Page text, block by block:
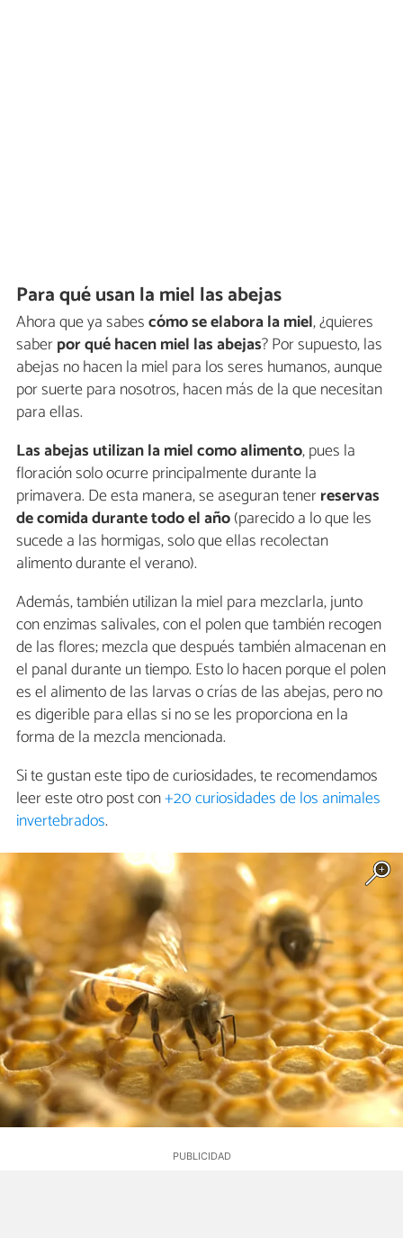
Para qué usan la miel las abejas
Ahora que ya sabescómo se elabora la miel, ¿quieres
saberpor qué hacen miel las abejas? Por supuesto, las
abejas no hacen la miel para los seres humanos, aunque
por suerte para nosotros, hacen más de la que necesitan
para ellas.
Las abejas utilizan la miel como alimento, pues la
floración solo ocurre principalmente durante la
primavera. De esta manera, se aseguran tenerreservas
de comida durante todo el año(parecido a lo que les
sucede a las hormigas, solo que ellas recolectan
alimento durante el verano).
Además, también utilizan la miel para mezclarla, junto
con enzimas salivales, con el polen que también recogen
de las flores; mezcla que después también almacenan en
el panal durante un tiempo. Esto lo hacen porque el polen
es el alimento de las larvas o crías de las abejas, pero no
es digerible para ellas si no se les proporciona en la
forma de la mezcla mencionada.
Si te gustan este tipo de curiosidades, te recomendamos
leer este otro post con+20 curiosidades de los animales
invertebrados.